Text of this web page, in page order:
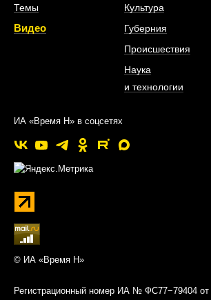
Темы
Видео
Культура
Губерния
Происшествия
Наука
и технологии
ИА «Время Н» в соцсетях
© ИА «Время Н»
Регистрационный номер ИА № ФС77−79404 от